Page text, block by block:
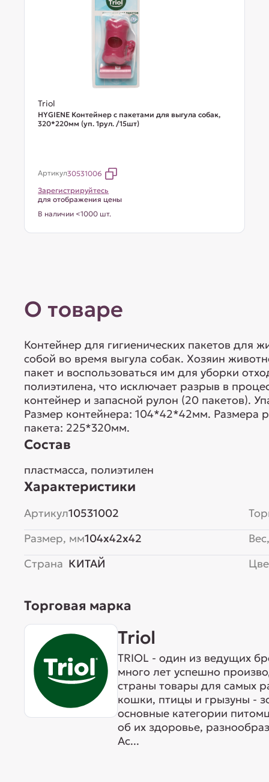
Triol
HYGIENE Контейнер с пакетами для выгула собак,
320*220мм (уп. 1рул. /15шт)
Артикул30531006
Зарегистрируйтесь
для отображения цены
В наличии <1000 шт.
О товаре
Контейнер для гигиенических пакетов для
собой во время выгула собак. Хозяин
пакет и воспользоваться им для уборки
полиэтилена, что исключает разрыв в
контейнер и запасной рулон (20 пакетов).
Размер контейнера: 104*42*42мм. Размера
пакета: 225*320мм.
Состав
пластмасса, полиэтилен
Характеристики
Артикул10531002
Размер, мм104x42x42
Страна КИТАЙ
Торговая марка
Triol
TRIOL - один из ведущих
много лет успешно
страны товары для самых
кошки, птицы и грызуны -
основные категории
об их здоровье,
Ас...